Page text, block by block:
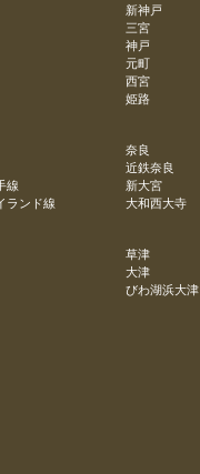
線
ランド線
新神戸
三宮
神戸
元町
西宮
姫路
奈良
近鉄奈良
新大宮
大和西大寺
草津
大津
びわ湖浜大津